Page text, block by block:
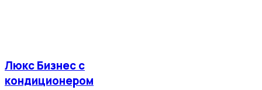
Люкс Бизнес с
кондиционером